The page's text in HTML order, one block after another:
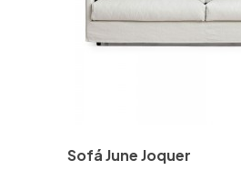
Sofá June Joquer